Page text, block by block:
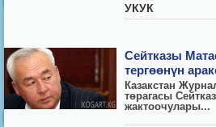
УКУК
Сейтказы
тергөөнүн
Казакстан
төрагасы
жактоочулары...